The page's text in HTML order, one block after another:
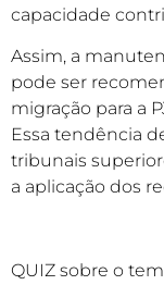
capacidade
Assim, a
pode ser
migração para a
Essa tendência
tribunais
a aplicação dos
QUIZ sobre o